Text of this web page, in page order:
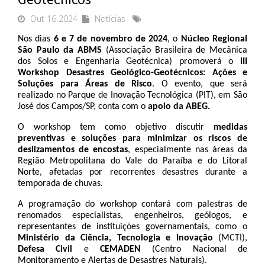
Out 16 2024 Notícias
Nos dias 6 e 7 de novembro de 2024, o Núcleo Regional
São Paulo da ABMS (Associação Brasileira de Mecânica
dos Solos e Engenharia Geotécnica) promoverá o
Workshop Desastres Geológico-Geotécnicos: Ações e
Soluções para Áreas de Risco. O evento, que será
realizado no Parque de Inovação Tecnológica (PIT), em São
José dos Campos/SP, conta com o apoio da ABEG.
O workshop tem como objetivo discutir medidas
preventivas e soluções para minimizar os riscos de
deslizamentos de encostas, especialmente nas áreas da
Região Metropolitana do Vale do Paraíba e do Litoral
Norte, afetadas por recorrentes desastres durante a
temporada de chuvas.
A programação do workshop contará com palestras de
renomados especialistas, engenheiros, geólogos, e
Ministério da Ciência, Tecnologia e Inovação
Defesa Civil
e CEMADEN
(Centro Nacional de
Monitoramento e Alertas de Desastres Naturais).